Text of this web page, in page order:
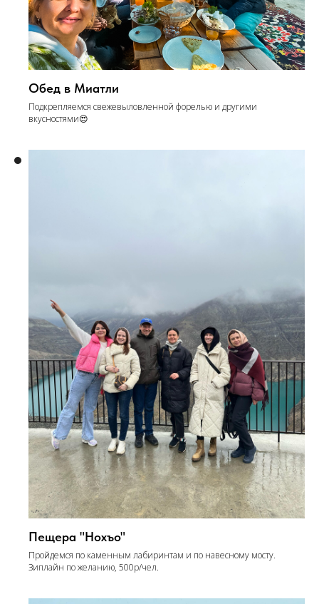
Обед в Миатли
Подкрепляемся свежевыловленной форелью и другими
вкусностями😍
Пещера "Нохъо"
Пройдемся по каменным лабиринтам и по навесному мосту.
Зиплайн по желанию, 500р/чел.